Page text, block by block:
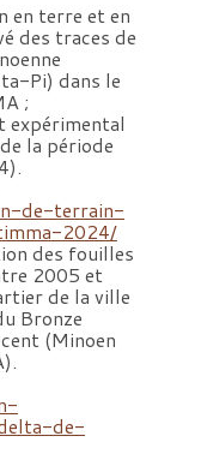
en terre et en
des traces de
Pi) dans le
;
expérimental
la période
de-terrain-
2024/
des fouilles
2005 et
de la ville
Bronze
(Minoen
de-